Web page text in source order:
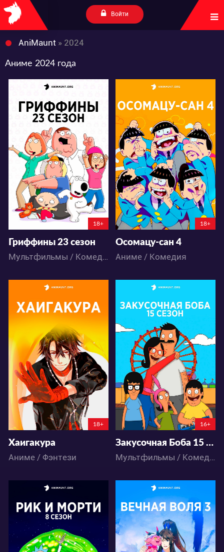
Войти
AniMaunt » 2024
Аниме 2024 года
20384
87 44
18+
Гриффины 23 сезон
Мультфильмы / Комедия
13684
51 22
18+
Осомацу-сан 4
Аниме / Комедия
27676
46 34
18+
Хаигакура
Аниме / Фэнтези
15561
78 30
16+
Закусочная Боба 15 сезон
Мультфильмы / Комедия
17287 228049